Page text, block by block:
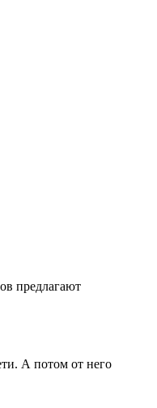
предлагают
А потом от него